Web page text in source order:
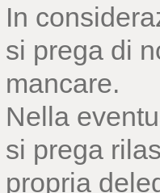
In
si prega di
mancare.
Nella
si prega
propria